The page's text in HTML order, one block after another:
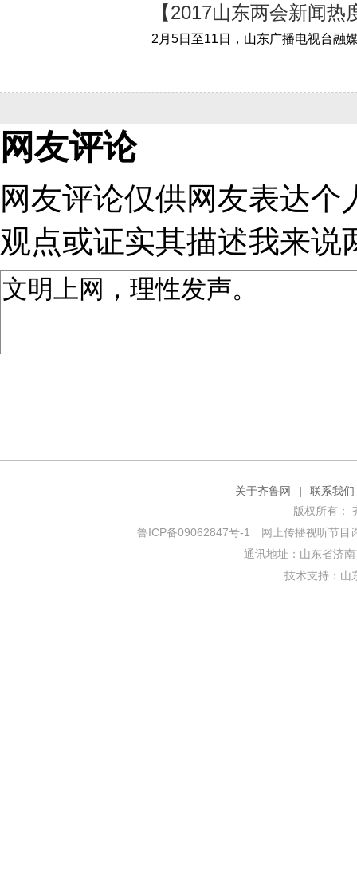
【2017山东两会新闻
网友评论
网友评论仅供网友表达
观点或证实其描述我来说
关于齐鲁网 |
联系我们
版权所有：
鲁ICP备09062847号-1
网上传播视听节目
通讯地址：山东省济
技术支持： 山